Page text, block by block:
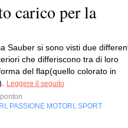
carico per la
Sauber si sono visti due
che differiscono tra di loro
del flap(quello colorato in
Leggere il seguito
, PASSIONE MOTORI , SPORT